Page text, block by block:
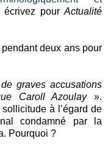
écrivez pourActualité
deux ans pour
de graves accusations
Caroll Azoulay».
à l’égard de
condamné par la
Pourquoi ?